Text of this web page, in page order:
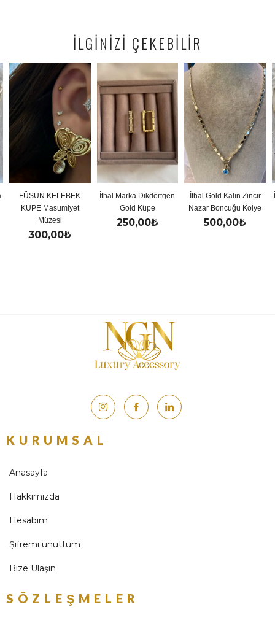
İLGİNİZİ ÇEKEBİLİR
FÜSUN KELEBEK
KÜPE Masumiyet
Müzesi
300,00₺
İthal Marka Dikdörtgen
Gold Küpe
250,00₺
İthal Gold Kalın Zincir
Nazar Boncuğu Kolye
500,00₺
KURUMSAL
Anasayfa
Hakkımızda
Hesabım
Şifremi unuttum
Bize Ulaşın
SÖZLEŞMELER